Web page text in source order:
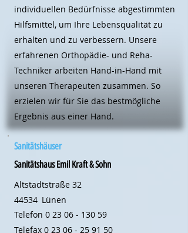
individuellen Bedürfnisse abgestimmten
Hilfsmittel, um Ihre Lebensqualität zu
erhalten und zu verbessern. Unsere
erfahrenen Orthopädie- und Reha-
Techniker arbeiten Hand-in-Hand mit
unseren Therapeuten zusammen. So
erzielen wir für Sie das bestmögliche
Ergebnis aus einer Hand.
Sanitätshäuser
Sanitätshaus Emil Kraft & Sohn
Altstadtstraße 32
44534 Lünen
Telefon 0 23 06 - 130 59
Telefax 0 23 06 - 25 91 50